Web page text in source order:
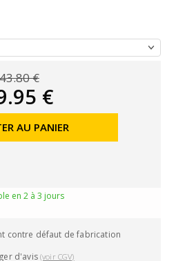
43.80 €
€
AU PANIER
en 2 à 3 jours
contre défaut de fabrication
d'avis(voir CGV)